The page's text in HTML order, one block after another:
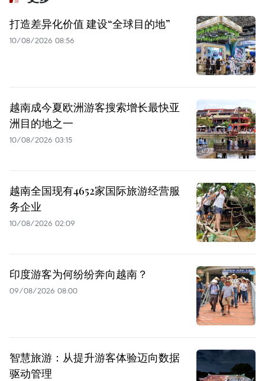
打造差异化价值 建设“全球目的地”
10/08/2026 08:56
越南成今夏欧洲游客搜索增长最快亚
洲目的地之一
10/08/2026 03:15
越南全国现有4652家国际旅游经营服
务企业
10/08/2026 02:09
印度游客为何纷纷奔向越南？
09/08/2026 08:00
智慧旅游：从提升游客体验迈向数据
驱动管理